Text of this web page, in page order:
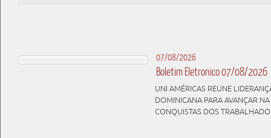
07/08/2026
Boletim Eletronico 07/08/2026
UNI AMÉRICAS REUNE
DOMINICANA PARA AVANÇAR
CONQUISTAS DOS